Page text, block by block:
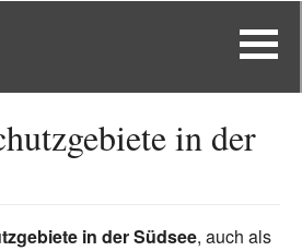
in der
in der Südsee, auch als